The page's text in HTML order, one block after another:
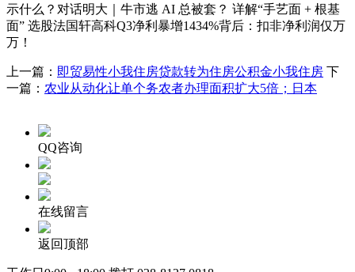
示什么？对话明大｜牛市逃 AI 总被套？ 详解“手艺面 + 根基
面” 选股法国轩高科Q3净利暴增1434%背后：扣非净利润仅万
万！
上一篇： 即贸易性小我住房贷款转为住房公积金小我住房 下
一篇： 农业从动化让单个务农者办理面积扩大5倍；日本
QQ咨询
在线留言
返回顶部